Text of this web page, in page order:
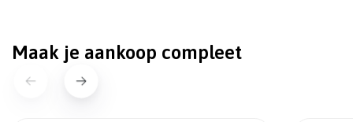
Maak je aankoop compleet